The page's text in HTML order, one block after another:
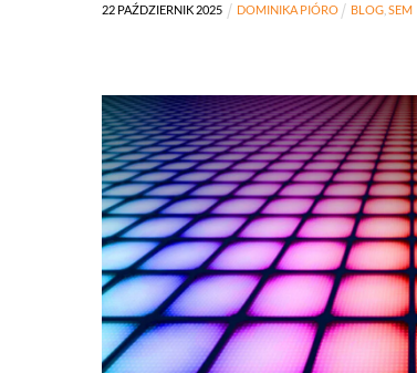
22 PAŹDZIERNIK 2025 DOMINIKA PIÓRO BLOG, SEM